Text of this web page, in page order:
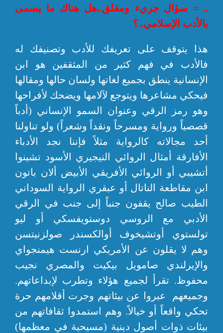
.. = سؤال جريء ومقلق..هل هناك ما يسمى
بالأدب الإسلامي..؟
هذا يتوقف على تعريفك للأدب وتصنيفك له
فالأدب في فهم كثير من المثقفين هو ابن
الإنسانية ينطق بجميع لغاتها ولسان حالها ومقالها
فيحكي مشاعرها ويتوجع لآلامها ويضحك لأفراحها
وهو رمز الرقي وعنوان السمو الإنساني (أدباً
قصصياً ورواية ومسرحاً ونقداً وشعراً) ولو تناولنا
أحد مجالاته كالرواية مثلاً فإننا نجد الأدباء
الأفارقة أمثال الروائي النيجيري الأسود تشينوا
أتشيبي أو الروائي الأفريقي الأبيض ألان باتون
ابن مقاطعة الناتال أو عبقري الرواية السوداني
الطيب صالح يقفون جنباً إلى جنب في الرقي
الأدبي مع الروسي دوستويفسكي أو ليو
تولستوي أوتشيخوف أوالكسندر صولزنيتسن
وهم لا يقلون عن الأمريكي ارنست هيمنجواي
والإيرلندي صامويل بيكيت والمصري نجيب
محفوظ. تقرأ لجميع هؤلاء وتطرب لإبداعاتهم.
وجميعهم عبروا عن بيئاتهم وجرت أقلامهم حرة
تحكي واقعاً أو خيالاً. وهم استمدوا ثقافاتهم من
بيئات ذوات أصول دينية (مسيحية في معظمها)